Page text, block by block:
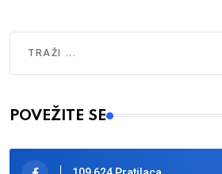
Type 2 or more characters for results.
POVEŽITE SE